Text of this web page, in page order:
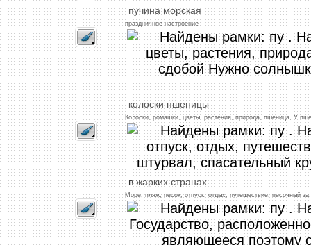
пучина морская
праздничное настроение
колоски пшеницы
Колоски, ромашки, цветы, растения, природа, пшеница, У пше
вжарких странах
Море, пляж, песок, отпуск, отдых, путешествие, песочный за